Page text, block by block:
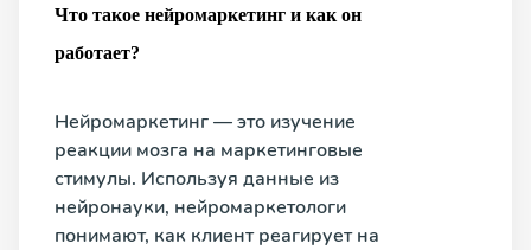
Что такое нейромаркетинг и как он
работает?
Нейромаркетинг — это изучение
реакции мозга на маркетинговые
стимулы. Используя данные из
нейронауки, нейромаркетологи
понимают, как клиент реагирует на